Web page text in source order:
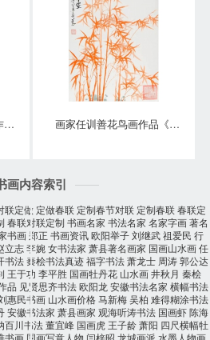
任训善四尺三口花鸟画作品《事事大吉》 画家任训善花鸟画作品《竹报平安》
画内容索引
联定做 定做春联 定制春节对联 定制春联春联定
春联对联定制 书画名家 书法名家 名家字画著名
书画郑正 书画资讯欧阳举子刘继武祖爱民 行
立志李婉 女书法家 萧县著名画家 国画山水画任
书法秦桧书法真迹福字书法萧龙士 周涛郭公达
王于功 李平胜 国画牡丹花 山水画井秋月 秦桧
品 见贤思齐书法欧阳龙安徽书法名家 横幅书法
惠民书画 山水画价格马新梅吴柏 难得糊涂书法
安徽书法家 萧县画家 观海听涛书法 国画虾陈海
百川书法董宜峰 国画虎 王子龄萧阳 四尺横幅牡